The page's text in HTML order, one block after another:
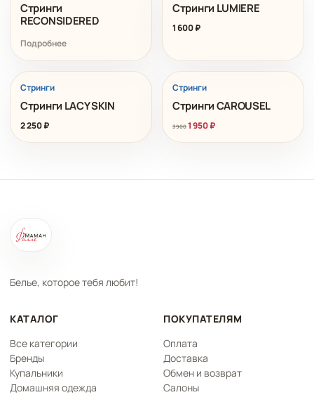
Стринги
RECONSIDERED
Подробнее
Стринги LUMIERE
1 600₽
Стринги
Стринги LACY SKIN
2 250₽
Стринги
Стринги CAROUSEL
3 900 1 950₽
Белье, которое тебя любит!
КАТАЛОГ
Все категории
Бренды
Купальники
Домашняя одежда
ПОКУПАТЕЛЯМ
Оплата
Доставка
Обмен и возврат
Салоны